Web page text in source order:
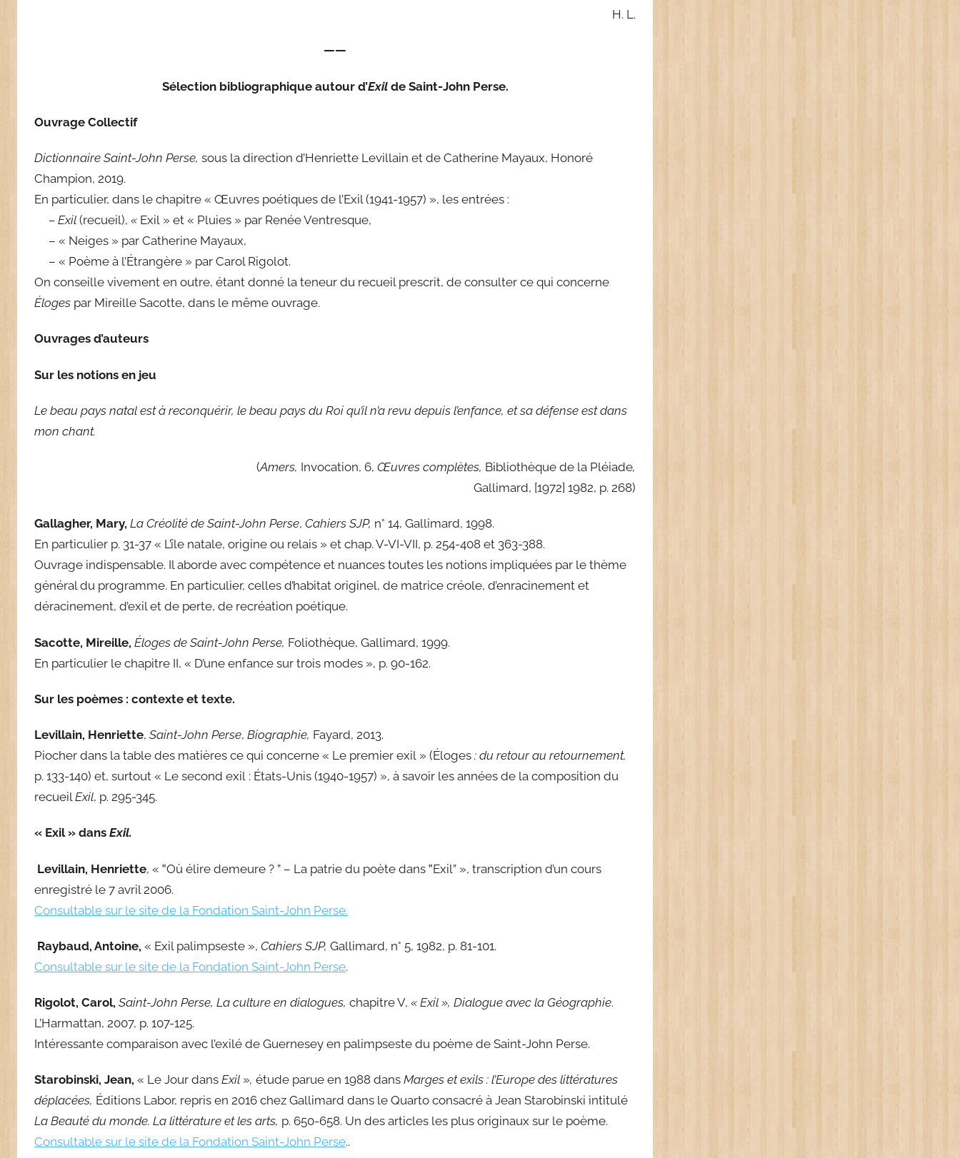
H. L.
——
Sélection bibliographique autour d’Exilde Saint-John Perse.
Ouvrage Collectif
Dictionnaire Saint-John Perse, sous la direction d’Henriette Levillain et de Catherine Mayaux, Honoré
Champion, 2019.
En particulier, dans le chapitre « Œuvres poétiques de l’Exil (1941-1957) », les entrées :
– Exil (recueil), « Exil » et « Pluies » par Renée Ventresque,
– « Neiges » par Catherine Mayaux,
– « Poème à l’Étrangère » par Carol Rigolot.
On conseille vivement en outre, étant donné la teneur du recueil prescrit, de consulter ce qui concerne
Éloges par Mireille Sacotte, dans le même ouvrage.
Ouvrages d’auteurs
Sur les notions en jeu
Le beau pays natal est à reconquérir, le beau pays du Roi qu’il n’a revu depuis l’enfance, et sa défense est dans
mon chant.
(Amers, Invocation, 6,Œuvres complètes, Bibliothèque de la Pléiade,
Gallimard, [1972] 1982, p. 268)
Gallagher, Mary, La Créolité de Saint-John Perse, Cahiers SJP, n° 14, Gallimard, 1998.
En particulier p. 31-37 « L’île natale, origine ou relais » et chap. V-VI-VII, p. 254-408 et 363-388.
Ouvrage indispensable. Il aborde avec compétence et nuances toutes les notions impliquées par le thème
général du programme. En particulier, celles d’habitat originel, de matrice créole, d’enracinement et
déracinement, d’exil et de perte, de recréation poétique.
Sacotte, Mireille, Éloges de Saint-John Perse, Foliothèque, Gallimard, 1999.
En particulier le chapitre II, « D’une enfance sur trois modes », p. 90-162.
Sur les poèmes : contexte et texte.
Levillain, Henriette, Saint-John Perse, Biographie, Fayard, 2013.
Piocher dans la table des matières ce qui concerne « Le premier exil » (Éloges : du retour au retournement,
p. 133-140) et, surtout « Le second exil : États-Unis (1940-1957) », à savoir les années de la composition du
recueilExil, p. 295-345.
« Exil » dans Exil.
Levillain, Henriette, « ‟Où élire demeure ? ” – La patrie du poète dans ‟Exil” », transcription d’un cours
enregistré le 7 avril 2006.
Consultable sur le site de la Fondation Saint-John Perse.
Raybaud, Antoine, « Exil palimpseste », Cahiers SJP, Gallimard, n° 5, 1982, p. 81-101.
Consultable sur le site de la Fondation Saint-John Perse.
Rigolot, Carol, Saint-John Perse, La culture en dialogues, chapitre V, « Exil », Dialogue avec la Géographie.
L’Harmattan, 2007, p. 107-125.
Intéressante comparaison avec l’exilé de Guernesey en palimpseste du poème de Saint-John Perse.
Starobinski, Jean, « Le Jour dans Exil », étude parue en 1988 dans Marges et exils : l’Europe des littératures
déplacées, Éditions Labor, repris en 2016 chez Gallimard dans le Quarto consacré à Jean Starobinski intitulé
La Beauté du monde. La littérature et les arts, p. 650-658. Un des articles les plus originaux sur le poème.
Consultable sur le site de la Fondation Saint-John Perse..